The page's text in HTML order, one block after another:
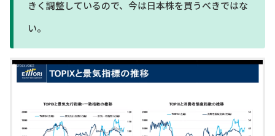
きく調整しているので、今は日本株を買うべきではな
い。